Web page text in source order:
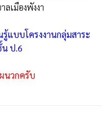
ลเมืองพังงา
รู้แบบโครงงานกลุ่มสาระ
น ป.6
นวกครับ